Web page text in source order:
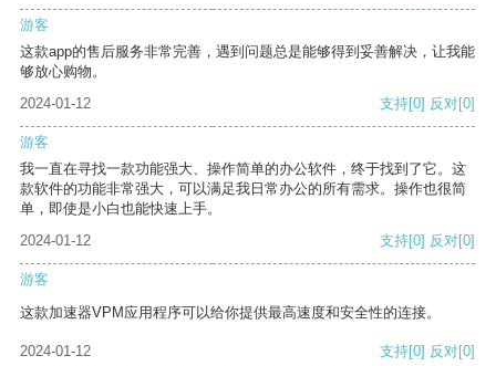
游客
这款app的售后服务非常完善，遇到问题总是能够得到妥善解决，让我能
够放心购物。
2024-01-12
支持[0] 反对[0]
游客
我一直在寻找一款功能强大、操作简单的办公软件，终于找到了它。这
款软件的功能非常强大，可以满足我日常办公的所有需求。操作也很简
单，即使是小白也能快速上手。
2024-01-12
支持[0] 反对[0]
游客
这款加速器VPM应用程序可以给你提供最高速度和安全性的连接。
2024-01-12 支持[0] 反对[0]